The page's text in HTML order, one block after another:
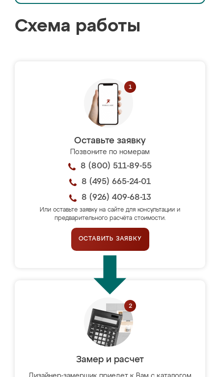
Схема работы
Оставьте заявку
Позвоните по номерам
8 (800) 511-89-55
8 (495) 665-24-01
8 (926) 409-68-13
Или оставьте заявку на сайте для консультации и
предварительного расчёта стоимости.
ОСТАВИТЬ ЗАЯВКУ
Замер и расчет